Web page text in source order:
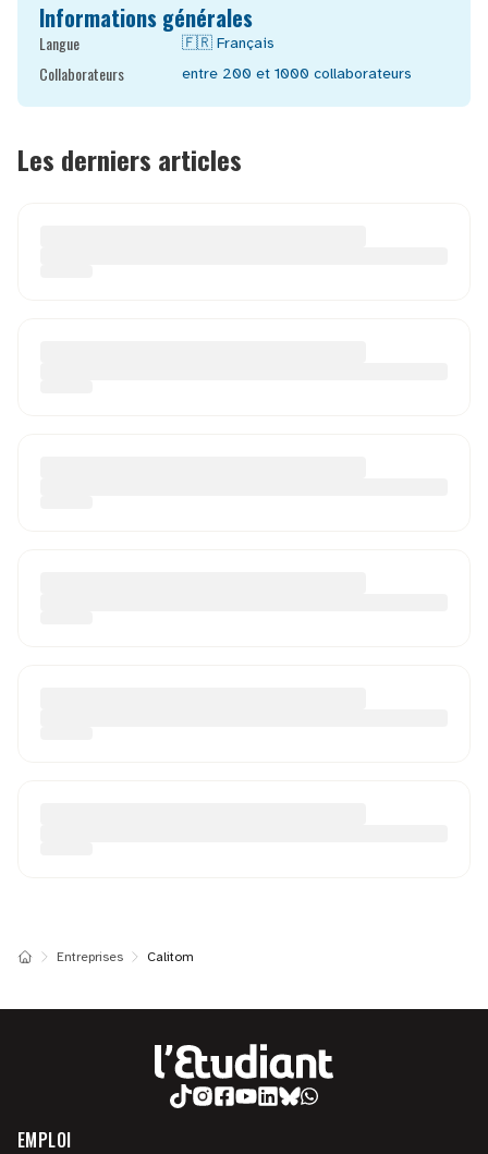
Informations générales
Langue 🇫🇷 Français
Collaborateurs entre 200 et 1000 collaborateurs
Les derniers articles
Entreprises Calitom
EMPLOI